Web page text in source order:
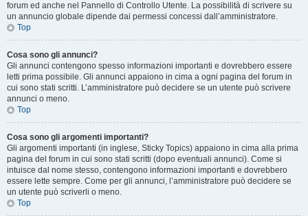
forum ed anche nel Pannello di Controllo Utente. La possibilità di scrivere su
un annuncio globale dipende dai permessi concessi dall’amministratore.
Top
Cosa sono gli annunci?
Gli annunci contengono spesso informazioni importanti e dovrebbero essere
letti prima possibile. Gli annunci appaiono in cima a ogni pagina del forum in
cui sono stati scritti. L’amministratore può decidere se un utente può scrivere
annunci o meno.
Top
Cosa sono gli argomenti importanti?
Gli argomenti importanti (in inglese, Sticky Topics) appaiono in cima alla prima
pagina del forum in cui sono stati scritti (dopo eventuali annunci). Come si
intuisce dal nome stesso, contengono informazioni importanti e dovrebbero
essere lette sempre. Come per gli annunci, l’amministratore può decidere se
un utente può scriverli o meno.
Top